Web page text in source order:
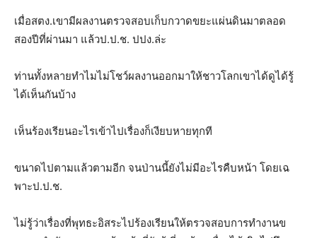
เมื่อสตง.เขามีผลงานตรวจสอบเก็บกวาดขยะแผ่นดินมาตลอด
สองปีที่ผ่านมา แล้วป.ป.ช. ปปง.ล่ะ
ท่านทั้งหลายทำไมไม่โชว์ผลงานออกมาให้ชาวโลกเขาได้ดูได้รู้
ได้เห็นกันบ้าง
เห็นร้องเรียนอะไรเข้าไปเรื่องก็เงียบหายทุกที
ขนาดไปตามแล้วตามอีก จนป่านนี้ยังไม่มีอะไรคืบหน้า โดยเฉ
พาะป.ป.ช.
ไม่รู้ว่าเรื่องที่พุทธะอิสระไปร้องเรียนให้ตรวจสอบการทำงานข